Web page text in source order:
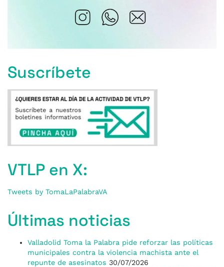
Suscríbete
VTLP en X:
Tweets by TomaLaPalabraVA
Últimas noticias
Valladolid Toma la Palabra pide reforzar las políticas
municipales contra la violencia machista ante el
repunte de asesinatos 30/07/2026